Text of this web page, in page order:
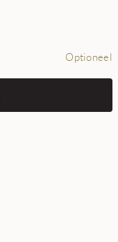
Optioneel